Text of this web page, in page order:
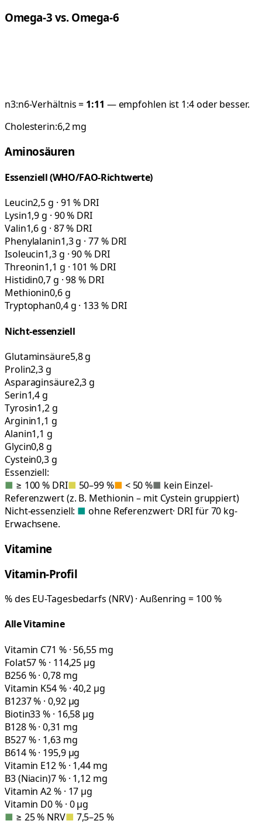
Omega-3 vs. Omega-6
n3:n6-Verhältnis = 1:11 — empfohlen ist 1:4 oder besser.
Cholesterin:6,2mg
Aminosäuren
Essenziell (WHO/FAO-Richtwerte)
Leucin2,5 g · 91 % DRI
Lysin1,9 g · 90 % DRI
Valin1,6 g · 87 % DRI
Phenylalanin1,3 g · 77 % DRI
Isoleucin1,3 g · 90 % DRI
Threonin1,1 g · 101 % DRI
Histidin0,7 g · 98 % DRI
Methionin0,6 g
Tryptophan0,4 g · 133 % DRI
Nicht-essenziell
Glutaminsäure5,8 g
Prolin2,3 g
Asparaginsäure2,3 g
Serin1,4 g
Tyrosin1,2 g
Arginin1,1 g
Alanin1,1 g
Glycin0,8 g
Cystein0,3 g
Essenziell:
■ ≥ 100 % DRI■ 50–99 %■ < 50 %■ kein Einzel-
Referenzwert (z. B. Methionin – mit Cystein gruppiert)
Nicht-essenziell: ■ ohne Referenzwert· DRI für 70 kg-
Erwachsene.
Vitamine
Vitamin-Profil
% des EU-Tagesbedarfs (NRV) · Außenring = 100 %
Alle Vitamine
Vitamin C71 % · 56,55 mg
Folat57 % · 114,25 µg
B256 % · 0,78 mg
Vitamin K54 % · 40,2 µg
B1237 % · 0,92 µg
Biotin33 % · 16,58 µg
B128 % · 0,31 mg
B527 % · 1,63 mg
B614 % · 195,9 µg
Vitamin E12 % · 1,44 mg
B3 (Niacin)7 % · 1,12 mg
Vitamin A2 % · 17 µg
Vitamin D0 % · 0 µg
■ ≥ 25 % NRV■ 7,5–25 %